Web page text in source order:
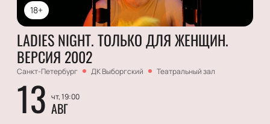
18+
LADIES NIGHT. ТОЛЬКО ДЛЯ ЖЕНЩИН.
ВЕРСИЯ 2002
Санкт-Петербург ДК Выборгский Театральный зал
13 чт, 19:00
АВГ